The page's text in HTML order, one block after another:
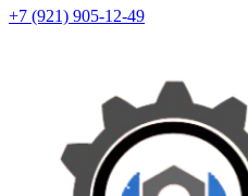
+7 (921) 905-12-49